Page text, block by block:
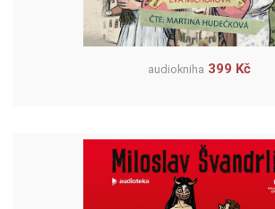
audiokniha 399 Kč